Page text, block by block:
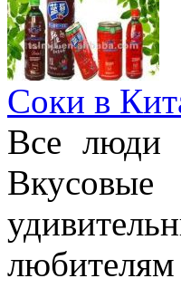
Соки в
Все люди
Вкусовые